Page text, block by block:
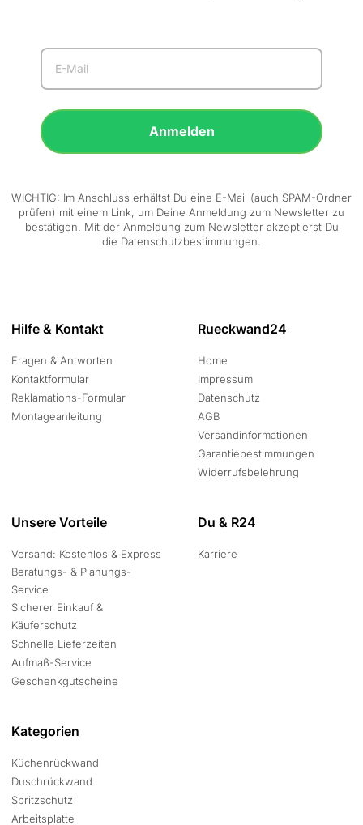
Anmelden
WICHTIG: Im Anschluss erhältst Du eine E-Mail (auch SPAM-Ordner
prüfen) mit einem Link, um Deine Anmeldung zum Newsletter zu
bestätigen. Mit der Anmeldung zum Newsletter akzeptierst Du
die Datenschutzbestimmungen.
Hilfe & Kontakt
Fragen & Antworten
Kontaktformular
Reklamations-Formular
Montageanleitung
Rueckwand24
Home
Impressum
Datenschutz
AGB
Versandinformationen
Garantiebestimmungen
Widerrufsbelehrung
Unsere Vorteile
Versand: Kostenlos & Express
Beratungs- & Planungs-
Service
Sicherer Einkauf &
Käuferschutz
Schnelle Lieferzeiten
Aufmaß-Service
Geschenkgutscheine
Du & R24
Karriere
Kategorien
Küchenrückwand
Duschrückwand
Spritzschutz
Arbeitsplatte